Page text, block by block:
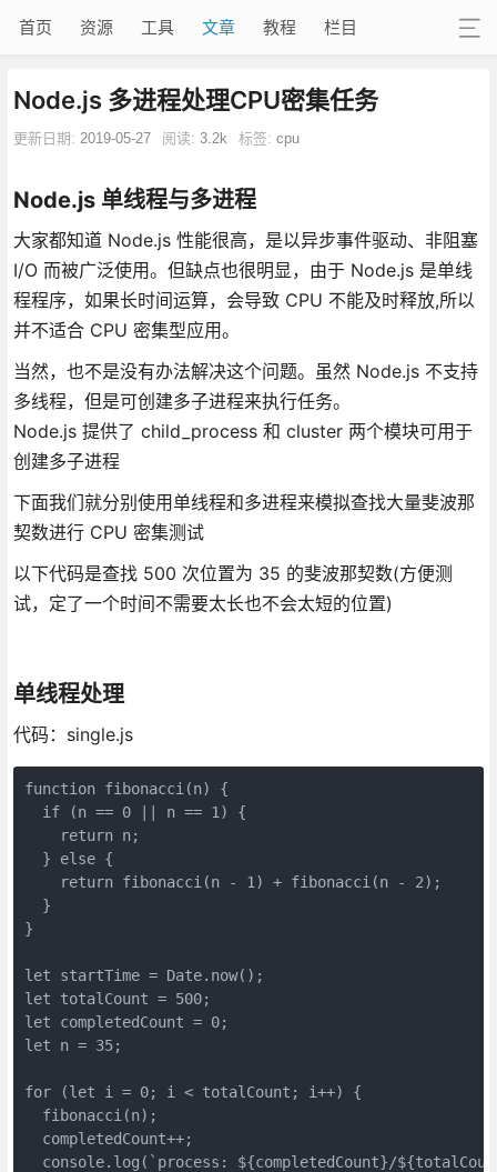
首页 资源 工具 文章 教程 栏目
Node.js 多进程处理CPU密集任务
更新日期: 2019-05-27 阅读: 3.2k 标签: cpu
Node.js 单线程与多进程
大家都知道 Node.js 性能很高，是以异步事件驱动、非阻塞
I/O 而被广泛使用。但缺点也很明显，由于 Node.js 是单线
程程序，如果长时间运算，会导致 CPU 不能及时释放,所以
并不适合 CPU 密集型应用。
当然，也不是没有办法解决这个问题。虽然 Node.js 不支持
多线程，但是可创建多子进程来执行任务。
Node.js 提供了 child_process 和 cluster 两个模块可用于
创建多子进程
下面我们就分别使用单线程和多进程来模拟查找大量斐波那
契数进行 CPU 密集测试
以下代码是查找 500 次位置为 35 的斐波那契数(方便测
试，定了一个时间不需要太长也不会太短的位置)
单线程处理
代码：single.js
function fibonacci(n) {
  if (n == 0 || n == 1) {
    return n;
  } else {
    return fibonacci(n - 1) + fibonacci(n - 2);
  }
}
let startTime = Date.now();
let totalCount = 500;
let completedCount = 0;
let n = 35;
for (let i = 0; i < totalCount; i++) {
  fibonacci(n);
  completedCount++;
console.log(`process: ${completedCount}/